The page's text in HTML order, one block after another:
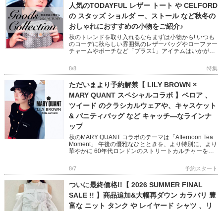
人気のTODAYFUL レザー トート や CELFORD
の スタッズ ショルダ ー、ストール など秋冬の
おしゃれにおすすめの小物をご紹介♪
秋のトレンドを取り入れるならまずは小物から! いつも
のコーデに秋らしい雰囲気のレザーバッグやローファー
チャームやポーチなど「プラス1」アイテムはいかがで
8/8 特集
ただいまより予約解禁【 LILY BROWN ×
MARY QUANT スペシャルコラボ 】ベロア 、
ツイード のクラシカルウェアや、キャスケット
& バニティバッグ など キャッチ―なラインナ
ップ
秋のMARY QUANT コラボのテーマは「Afternoon Tea
Moment」 午後の優雅なひとときを、より特別に、より
華やかに 60年代ロンドンのストリートカルチャーを象
8/7 予約スタート
ついに最終価格!!【 2026 SUMMER FINAL
SALE !! 】商品追加&大幅再ダウン カラバリ 豊
富な ニット タンク や レイヤード シャツ 、リ